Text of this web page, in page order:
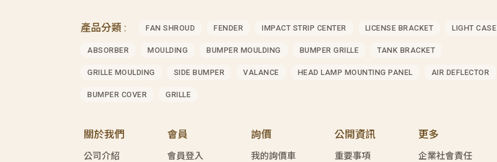
產品分類 : FAN SHROUD FENDER IMPACT STRIP CENTER LICENSE BRACKET LIGHT CASE
ABSORBER MOULDING BUMPER MOULDING BUMPER GRILLE TANK BRACKET
GRILLE MOULDING SIDE BUMPER VALANCE HEAD LAMP MOUNTING PANEL AIR DEFLECTOR
BUMPER COVER GRILLE
關於我們
公司介紹
會員
會員登入
詢價
我的詢價車
公開資訊
重要事項
更多
企業社會責任